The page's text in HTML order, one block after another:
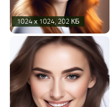
1024 х 1024, 202 КБ